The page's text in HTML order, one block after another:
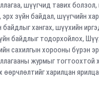
шүүгчид тавих
зүйн байдал, шүүгчийн
хангах, шүүхийн
байдлыг тодорхойлох,
сахилгын хорооны бүрэн
журмыг тогтоохтой
өөрчлөлтийг харилцан